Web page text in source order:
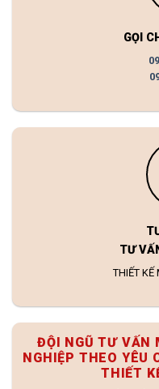
GỌI
TƯ
THIẾT KẾ
ĐỘI NGŨ TƯ VẤN
NGHIỆP THEO YÊU
THIẾT